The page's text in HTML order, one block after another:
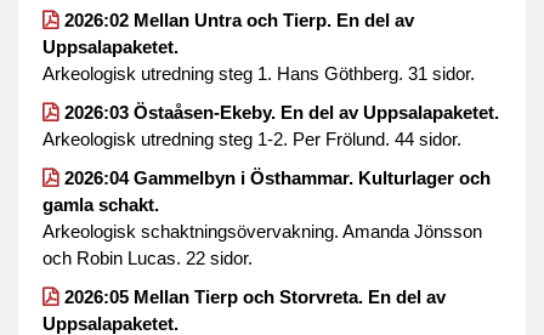
2026:02 Mellan Untra och Tierp. En del av
Uppsalapaketet.
Arkeologisk utredning steg 1. Hans Göthberg. 31 sidor.
2026:03 Östaåsen-Ekeby. En del av Uppsalapaketet.
Arkeologisk utredning steg 1-2. Per Frölund. 44 sidor.
2026:04 Gammelbyn i Östhammar. Kulturlager och
gamla schakt.
Arkeologisk schaktningsövervakning. Amanda Jönsson
och Robin Lucas. 22 sidor.
2026:05 Mellan Tierp och Storvreta. En del av
Uppsalapaketet.